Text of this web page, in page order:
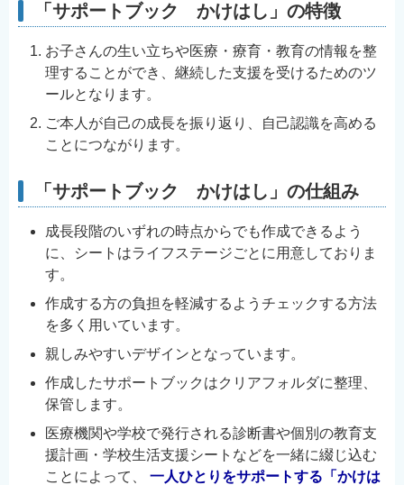
「サポートブック かけはし」の特徴
お子さんの生い立ちや医療・療育・教育の情報を整
理することができ、継続した支援を受けるためのツ
ールとなります。
ご本人が自己の成長を振り返り、自己認識を高める
ことにつながります。
「サポートブック かけはし」の仕組み
成長段階のいずれの時点からでも作成できるよう
に、シートはライフステージごとに用意しておりま
す。
作成する方の負担を軽減するようチェックする方法
を多く用いています。
親しみやすいデザインとなっています。
作成したサポートブックはクリアフォルダに整理、
保管します。
医療機関や学校で発行される診断書や個別の教育支
援計画・学校生活支援シートなどを一緒に綴じ込む
ことによって、 一人ひとりをサポートする「かけは
简体中文
繁體中文
한국어
Filipino